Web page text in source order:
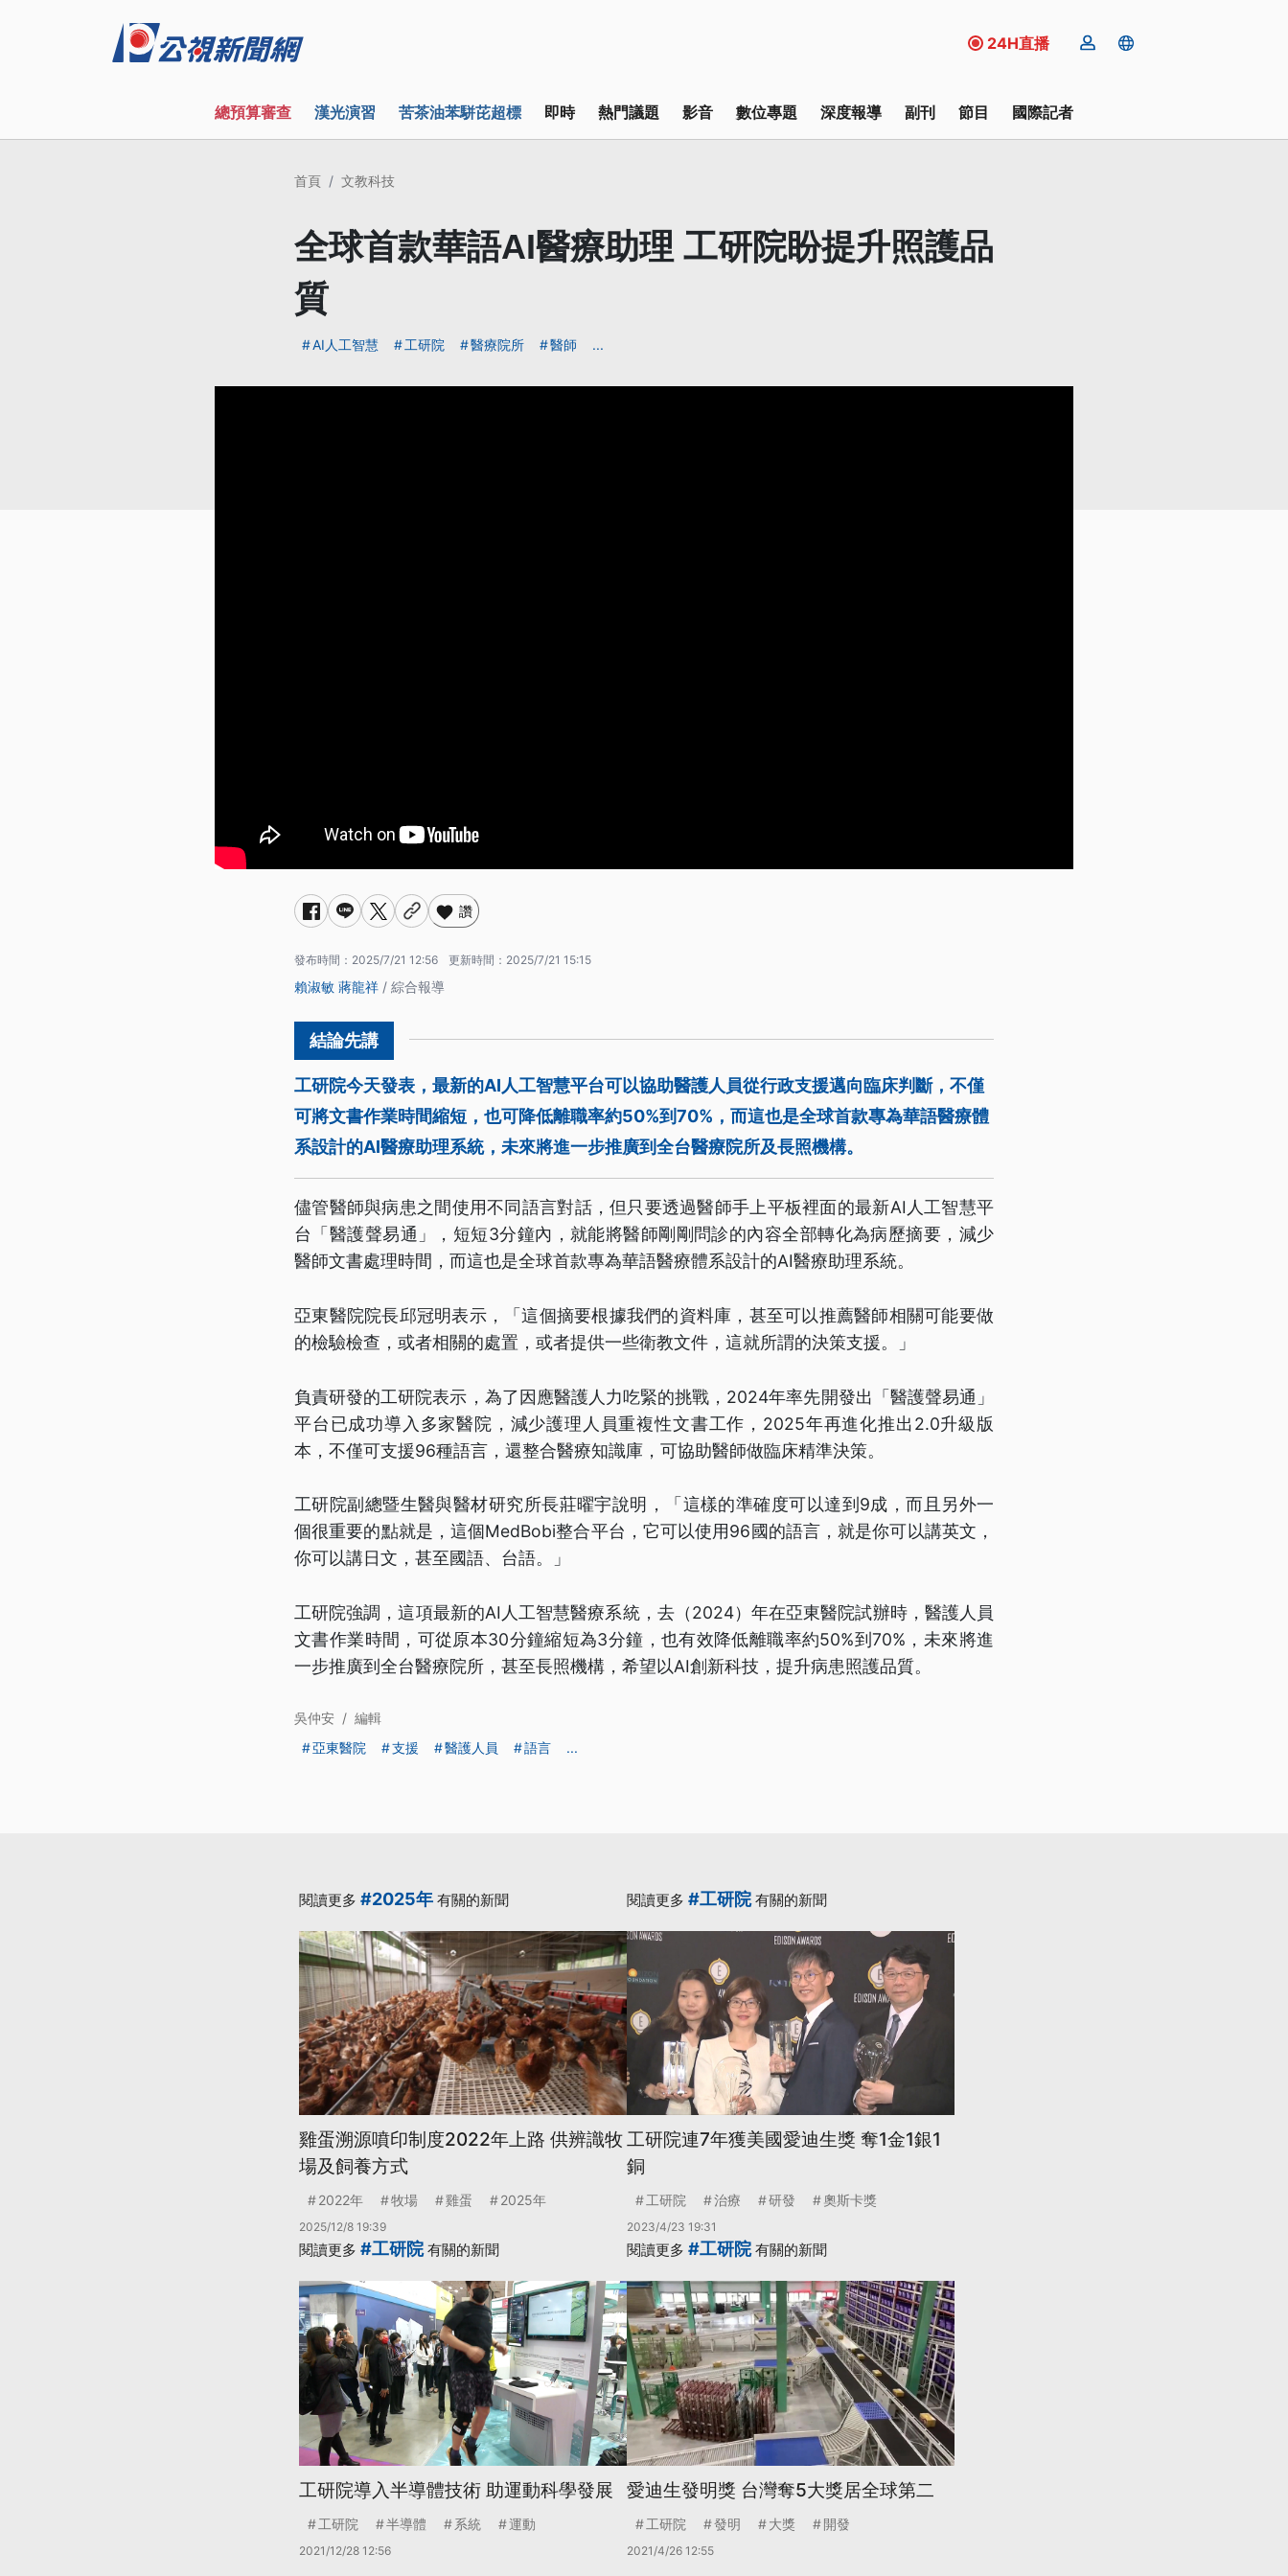
24H直播
總預算審查 漢光演習 苦茶油苯駢芘超標 即時 熱門議題 影音 數位專題 深度報導 副刊 節目 國際記者
首頁 文教科技
全球首款華語AI醫療助理 工研院盼提升照護品
質
AI人工智慧 工研院 醫療院所 醫師 ...
讚
發布時間： 2025/7/21 12:56 更新時間： 2025/7/21 15:15
賴淑敏 蔣龍祥 / 綜合報導
工研院今天發表，最新的AI人工智慧平台可以協助醫護人員從行政支援邁向臨床判斷，不僅
可將文書作業時間縮短，也可降低離職率約50%到70%，而這也是全球首款專為華語醫療體
系設計的AI醫療助理系統，未來將進一步推廣到全台醫療院所及長照機構。
儘管醫師與病患之間使用不同語言對話，但只要透過醫師手上平板裡面的最新AI人工智慧平
台「醫護聲易通」，短短3分鐘內，就能將醫師剛剛問診的內容全部轉化為病歷摘要，減少
醫師文書處理時間，而這也是全球首款專為華語醫療體系設計的AI醫療助理系統。
亞東醫院院長邱冠明表示，「這個摘要根據我們的資料庫，甚至可以推薦醫師相關可能要做
的檢驗檢查，或者相關的處置，或者提供一些衛教文件，這就所謂的決策支援。」
負責研發的工研院表示，為了因應醫護人力吃緊的挑戰，2024年率先開發出「醫護聲易通」
平台已成功導入多家醫院，減少護理人員重複性文書工作，2025年再進化推出2.0升級版
本，不僅可支援96種語言，還整合醫療知識庫，可協助醫師做臨床精準決策。
工研院副總暨生醫與醫材研究所長莊曜宇說明，「這樣的準確度可以達到9成，而且另外一
個很重要的點就是，這個MedBobi整合平台，它可以使用96國的語言，就是你可以講英文，
你可以講日文，甚至國語、台語。」
工研院強調，這項最新的AI人工智慧醫療系統，去（2024）年在亞東醫院試辦時，醫護人員
文書作業時間，可從原本30分鐘縮短為3分鐘，也有效降低離職率約50%到70%，未來將進
一步推廣到全台醫療院所，甚至長照機構，希望以AI創新科技，提升病患照護品質。
吳仲安 / 編輯
亞東醫院
支援 醫護人員 語言 ...
閱讀更多 #2025年 有關的新聞
雞蛋溯源噴印制度2022年上路 供辨識牧
場及飼養方式
2022年 牧場 雞蛋 2025年
2025/12/8 19:39
閱讀更多 #工研院有關的新聞
工研院連7年獲美國愛迪生獎 奪1金1銀1
銅
工研院 治療 研發 奧斯卡獎
2023/4/23 19:31
閱讀更多 #工研院有關的新聞
工研院導入半導體技術 助運動科學發展
工研院 半導體 系統 運動
2021/12/28 12:56
閱讀更多 #工研院有關的新聞
愛迪生發明獎 台灣奪5大獎居全球第二
工研院 發明 大獎 開發
2021/4/26 12:55